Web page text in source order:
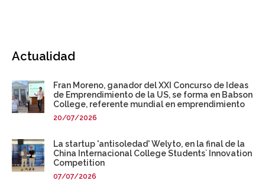
Actualidad
Fran Moreno, ganador del XXI Concurso de Ideas
de Emprendimiento de la US, se forma en Babson
College, referente mundial en emprendimiento
20/07/2026
La startup 'antisoledad' Welyto, en la final de la
China Internacional College Students´ Innovation
Competition
07/07/2026